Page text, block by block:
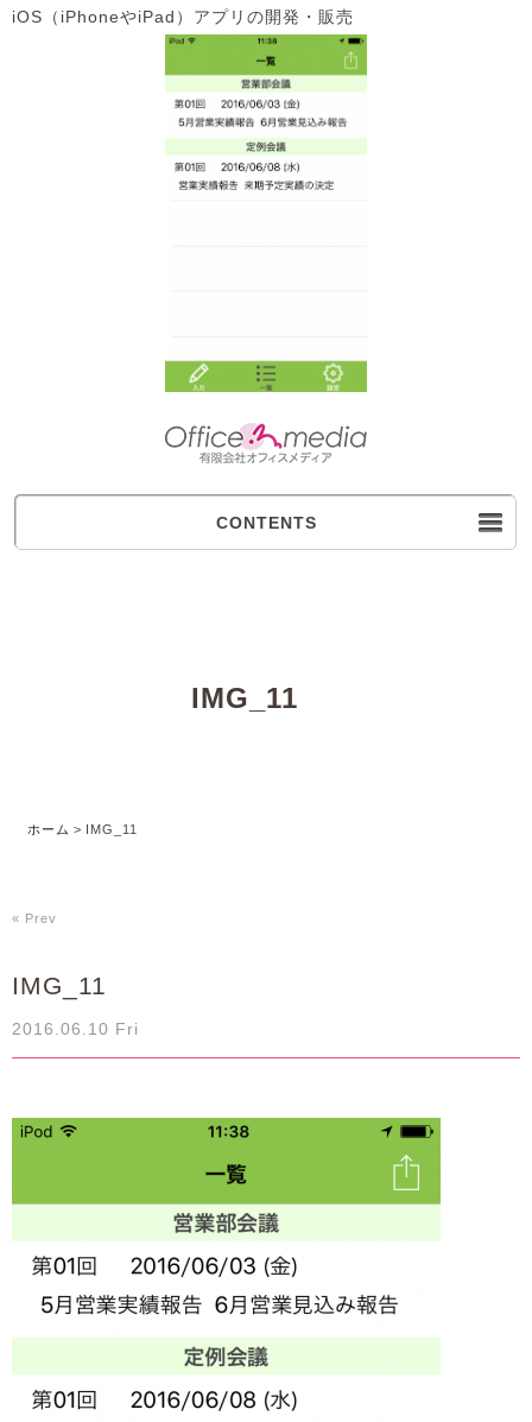
iOS（iPhoneやiPad）アプリの開発・販売
CONTENTS
IMG_11
ホーム > IMG_11
« Prev
IMG_11
2016.06.10 Fri